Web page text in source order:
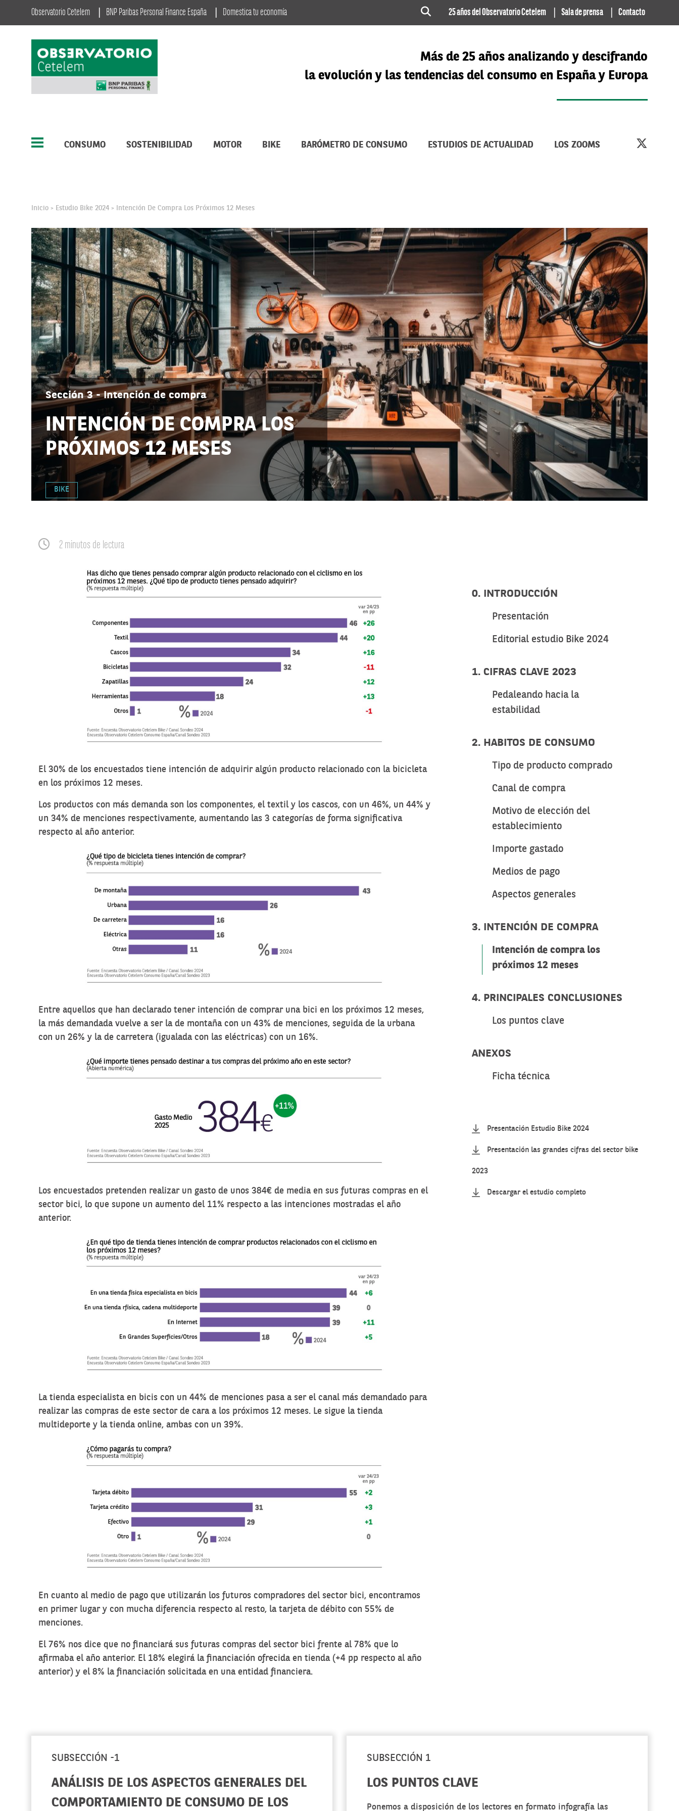
Observatorio Cetelem BNP Paribas Personal Finance España Domestica tu economía 25 años del Observatorio Cetelem Sala de prensa Contacto
Más de 25 años analizando y descifrando
la evolución y las tendencias del consumo en España y Europa
CONSUMO SOSTENIBILIDAD MOTOR BIKE BARÓMETRO DE CONSUMO ESTUDIOS DE ACTUALIDAD LOS ZOOMS
Inicio > Estudio Bike 2024 > Intención De Compra Los Próximos 12 Meses
Sección 3 - Intención de compra
INTENCIÓN DE COMPRA LOS
PRÓXIMOS 12 MESES
BIKE
2 minutos de lectura
El 30% de los encuestados tiene intención de adquirir algún producto relacionado con la bicicleta
en los próximos 12 meses.
Los productos con más demanda son los componentes, el textil y los cascos, con un 46%, un 44% y
un 34% de menciones respectivamente, aumentando las 3 categorías de forma significativa
respecto al año anterior.
Entre aquellos que han declarado tener intención de comprar una bici en los próximos 12 meses,
la más demandada vuelve a ser la de montaña con un 43% de menciones, seguida de la urbana
con un 26% y la de carretera (igualada con las eléctricas) con un 16%.
Los encuestados pretenden realizar un gasto de unos 384€ de media en sus futuras compras en el
sector bici, lo que supone un aumento del 11% respecto a las intenciones mostradas el año
anterior.
La tienda especialista en bicis con un 44% de menciones pasa a ser el canal más demandado para
realizar las compras de este sector de cara a los próximos 12 meses. Le sigue la tienda
multideporte y la tienda online, ambas con un 39%.
En cuanto al medio de pago que utilizarán los futuros compradores del sector bici, encontramos
en primer lugar y con mucha diferencia respecto al resto, la tarjeta de débito con 55% de
menciones.
El 76% nos dice que no financiará sus futuras compras del sector bici frente al 78% que lo
afirmaba el año anterior. El 18% elegirá la financiación ofrecida en tienda (+4 pp respecto al año
anterior) y el 8% la financiación solicitada en una entidad financiera.
0. INTRODUCCIÓN
Presentación
Editorial estudio Bike 2024
1. CIFRAS CLAVE 2023
Pedaleando hacia la
estabilidad
2. HABITOS DE CONSUMO
Tipo de producto comprado
Canal de compra
Motivo de elección del
establecimiento
Importe gastado
Medios de pago
Aspectos generales
3. INTENCIÓN DE COMPRA
Intención de compra los
próximos 12 meses
4. PRINCIPALES CONCLUSIONES
Los puntos clave
ANEXOS
Ficha técnica
Presentación Estudio Bike 2024
Presentación las grandes cifras del sector bike
2023
Descargar el estudio completo
SUBSECCIÓN -1
ANÁLISIS DE LOS ASPECTOS GENERALES DEL
COMPORTAMIENTO DE CONSUMO DE LOS
SUBSECCIÓN 1
LOS PUNTOS CLAVE
Ponemos a disposición de los lectores en formato infografía las